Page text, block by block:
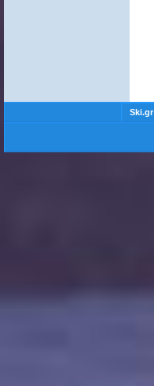
Ski.gr